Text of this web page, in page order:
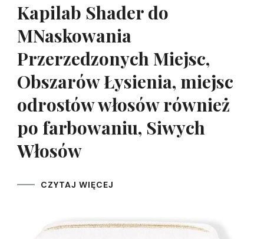
Kapilab Shader do
MNaskowania
Przerzedzonych Miejsc,
Obszarów Łysienia, miejsc
odrostów włosów również
po farbowaniu, Siwych
Włosów
CZYTAJ WIĘCEJ